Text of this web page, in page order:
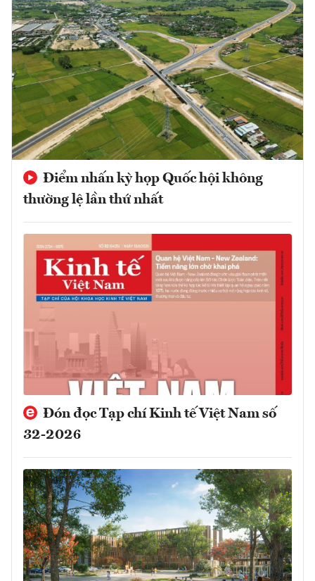
Điểm nhấn kỳ họp Quốc hội không
thường lệ lần thứ nhất
Đón đọc Tạp chí Kinh tế Việt Nam số
32-2026